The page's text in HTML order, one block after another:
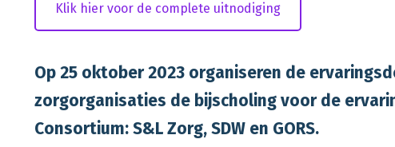
Klik hier voor de complete uitnodiging
Op 25 oktober 2023 organiseren de
zorgorganisaties de bijscholing voor de
Consortium: S&L Zorg, SDW en GORS.